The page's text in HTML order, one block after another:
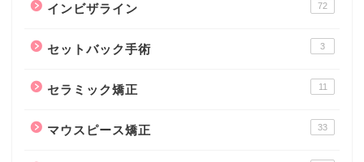
インビザライン 72
セットバック手術 3
セラミック矯正 11
マウスピース矯正 33